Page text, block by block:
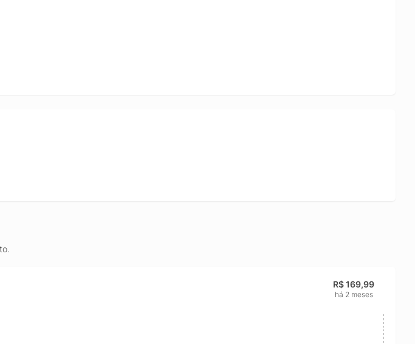
R$ 169,99
há 2 meses